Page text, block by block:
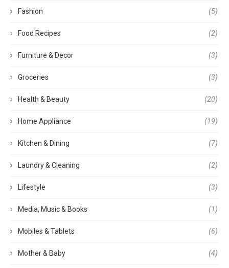
Fashion (5)
Food Recipes (2)
Furniture & Decor (3)
Groceries (3)
Health & Beauty (20)
Home Appliance (19)
Kitchen & Dining (7)
Laundry & Cleaning (2)
Lifestyle (3)
Media, Music & Books (1)
Mobiles & Tablets (6)
Mother & Baby (4)